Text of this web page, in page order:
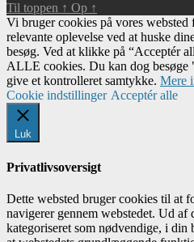
Til toppen ↑ Op ↑
Vi bruger cookies på vores websted
relevante oplevelse ved at huske
besøg. Ved at klikke på “Acceptér
ALLE cookies. Du kan dog
give et kontrolleret samtykke. Mere
Cookie indstillinger Acceptér alle
Luk
Privatlivsoversigt
Dette websted bruger cookies til at
navigerer gennem webstedet. Ud af
kategoriseret som nødvendige, i din